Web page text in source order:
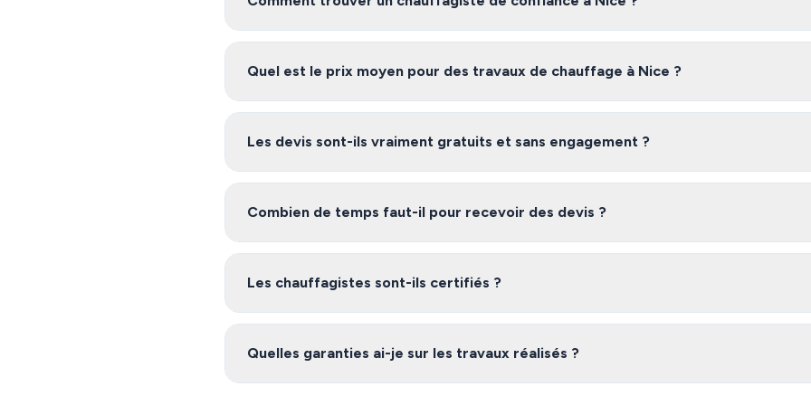
Pour trouver un chauffagiste fiable à Nice, nous vous recommandons de comparer plusieurs
Quel est le prix moyen pour des travaux de chauffage à Nice ?
Les tarifs de chauffage à Nice varient selon l'ampleur des travaux, les matériaux utilisés et la
Les devis sont-ils vraiment gratuits et sans engagement ?
Oui, notre service est 100% gratuit et sans engagement. Vous recevez jusqu'à 3 devis de
Combien de temps faut-il pour recevoir des devis ?
Après avoir rempli le formulaire, vous recevez généralement vos devis sous 48 heures. Les
Les chauffagistes sont-ils certifiés ?
Oui, les artisans de notre réseau dans les Alpes-Maritimes sont des professionnels vérifiés
intégrer à notre réseau.
Quelles garanties ai-je sur les travaux réalisés ?